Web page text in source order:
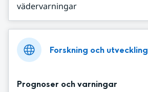
vädervarningar
Forskning och utveckling
Prognoser och varningar